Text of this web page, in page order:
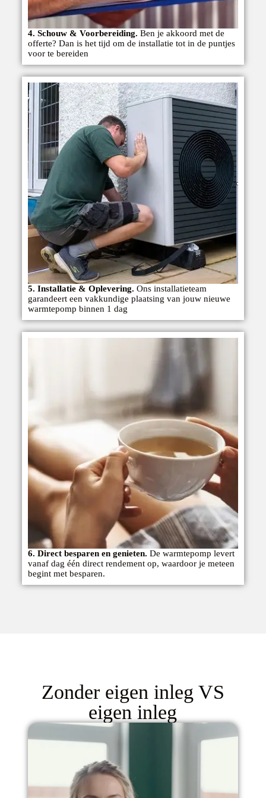
4. Schouw & Voorbereiding. Ben je akkoord met de
offerte? Dan is het tijd om de installatie tot in de puntjes
voor te bereiden
5. Installatie & Oplevering. Ons installatieteam
garandeert een vakkundige plaatsing van jouw nieuwe
warmtepomp binnen 1 dag
6. Direct besparen en genieten. De warmtepomp levert
vanaf dag één direct rendement op, waardoor je meteen
begint met besparen.
Zonder eigen inleg VS
eigen inleg